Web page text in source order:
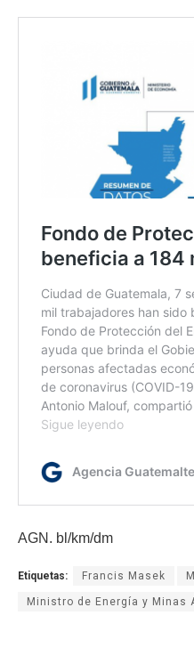
AGN. bl/km/dm
Etiquetas: Francis Masek
Ministro de Energía y Minas